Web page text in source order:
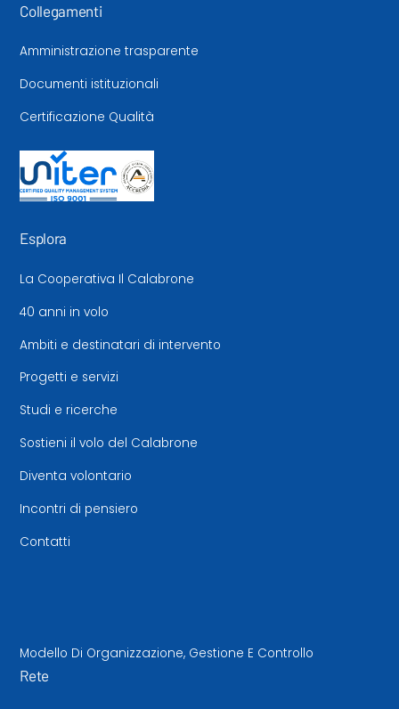
Collegamenti
Amministrazione trasparente
Documenti istituzionali
Certificazione Qualità
Esplora
La Cooperativa Il Calabrone
40 anni in volo
Ambiti e destinatari di intervento
Progetti e servizi
Studi e ricerche
Sostieni il volo del Calabrone
Diventa volontario
Incontri di pensiero
Contatti
Modello Di Organizzazione, Gestione E Controllo
Rete